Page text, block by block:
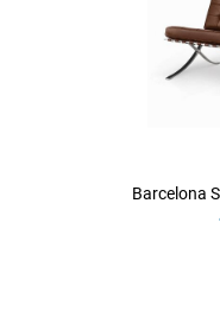
Barcelona